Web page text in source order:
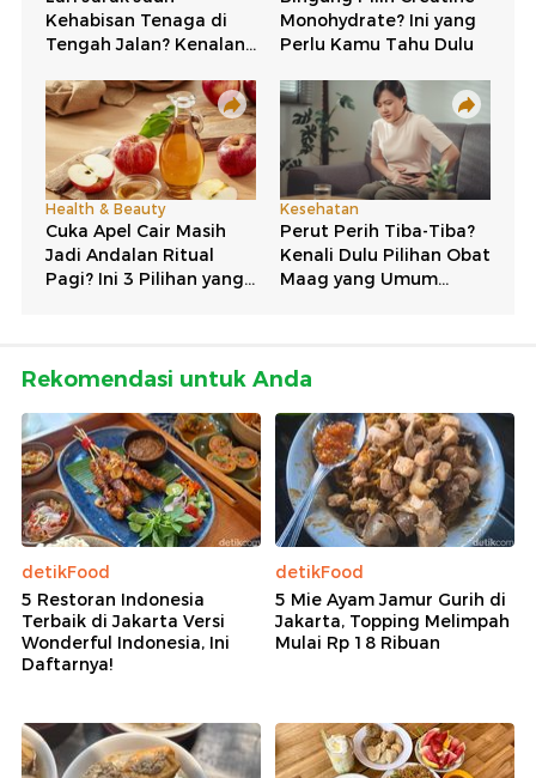
Rekomendasi untuk Anda
detikFood
5 Restoran Indonesia
Terbaik di Jakarta Versi
Wonderful Indonesia, Ini
Daftarnya!
detikFood
5 Mie Ayam Jamur Gurih di
Jakarta, Topping Melimpah
Mulai Rp 18 Ribuan